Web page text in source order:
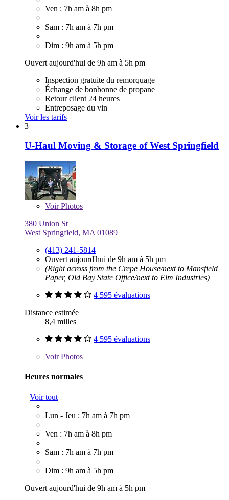
Ven : 7h am à 8h pm
Sam : 7h am à 7h pm
Dim : 9h am à 5h pm
Ouvert aujourd'hui de 9h am à 5h pm
Inspection gratuite du remorquage
Échange de bonbonne de propane
Retour client 24 heures
Entreposage du vin
Voir les tarifs
3
U-Haul Moving & Storage of West Springfield
VoirPhotos
380 Union St
West Springfield, MA 01089
(413) 241-5814
Ouvert aujourd'hui de 9h am à 5h pm
(Right across from the Crepe House/next to Mansfield
Paper, Old Bay State Office/next to Elm Industries)
4 595 évaluations
Distance estimée
8,4 milles
4 595 évaluations
VoirPhotos
Heures normales
Voir tout
Lun - Jeu : 7h am à 7h pm
Ven : 7h am à 8h pm
Sam : 7h am à 7h pm
Dim : 9h am à 5h pm
Ouvert aujourd'hui de 9h am à 5h pm